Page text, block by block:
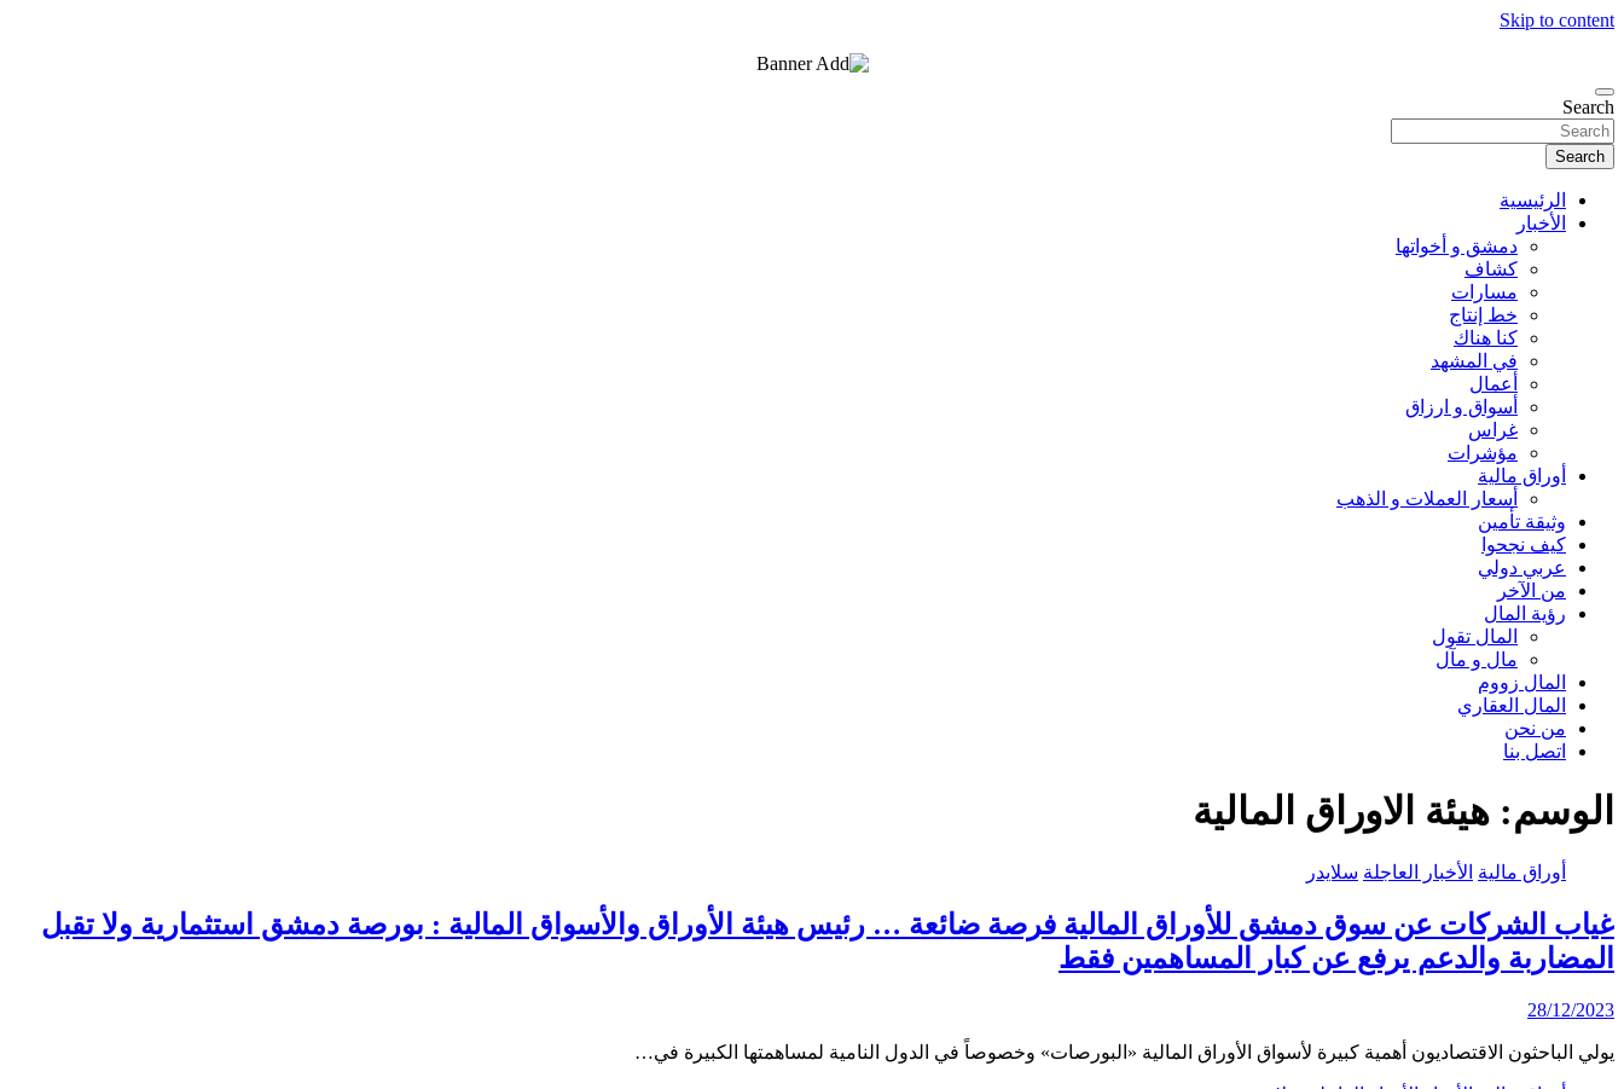
Skip to content
Search
Search
الرئيسية
الأخبار
دمشق و أخواتها
كشاف
مسارات
خط إنتاج
كنا هناك
في المشهد
أعمال
أسواق و ارزاق
غراس
مؤشرات
أوراق مالية
أسعار العملات و الذهب
وثيقة تأمين
كيف نجحوا
عربي دولي
من الآخر
رؤية المال
المال تقول
مال و مآل
المال زووم
المال العقاري
من نحن
اتصل بنا
الوسم: هيئة الاوراق المالية
أوراق مالية الأخبار العاجلة سلايدر
غياب الشركات عن سوق دمشق للأوراق المالية فرصة ضائعة … رئيس هيئة الأوراق والأسواق المالية : بورصة دمشق استثمارية ولا تقبل
المضاربة والدعم يرفع عن كبار المساهمين فقط
28/12/2023
يولي الباحثون الاقتصاديون أهمية كبيرة لأسواق الأوراق المالية «البورصات» وخصوصاً في الدول النامية لمساهمتها الكبيرة في…